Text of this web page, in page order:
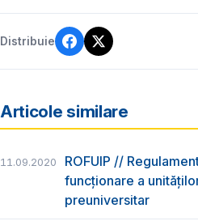
Distribuie
Articole similare
11.09.2020
ROFUIP //
funcționare a
preuniversitar